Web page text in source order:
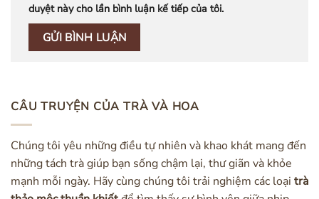
duyệt này cho lần bình luận kế tiếp của tôi.
CÂU TRUYỆN CỦA TRÀ VÀ HOA
Chúng tôi yêu những điều tự nhiên và khao khát mang đến
những tách trà giúp bạn sống chậm lại, thư giãn và khỏe
mạnh mỗi ngày. Hãy cùng chúng tôi trải nghiệm các loại trà